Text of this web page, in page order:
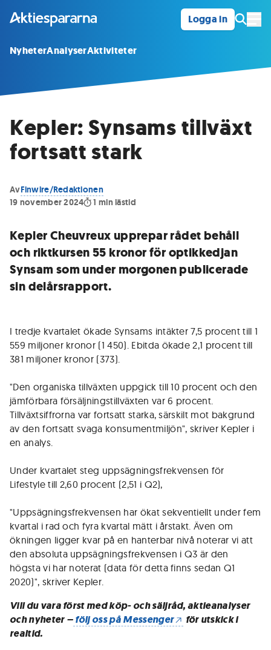
Logga in
NyheterAnalyserAktiviteter
Kepler: Synsams tillväxt
fortsatt stark
AvFinwire/Redaktionen
19 november 2024
1 min lästid
Kepler Cheuvreux upprepar rådet behåll
och riktkursen 55 kronor för optikkedjan
Synsam som under morgonen publicerade
sin delårsrapport.
I tredje kvartalet ökade Synsams intäkter 7,5 procent till 1
559 miljoner kronor (1 450). Ebitda ökade 2,1 procent till
381 miljoner kronor (373).
"Den organiska tillväxten uppgick till 10 procent och den
jämförbara försäljningstillväxten var 6 procent.
Tillväxtsiffrorna var fortsatt starka, särskilt mot bakgrund
av den fortsatt svaga konsumentmiljön", skriver Kepler i
en analys.
Under kvartalet steg uppsägningsfrekvensen för
Lifestyle till 2,60 procent (2,51 i Q2),
"Uppsägningsfrekvensen har ökat sekventiellt under fem
kvartal i rad och fyra kvartal mätt i årstakt. Även om
ökningen ligger kvar på en hanterbar nivå noterar vi att
den absoluta uppsägningsfrekvensen i Q3 är den
högsta vi har noterat (data för detta finns sedan Q1
2020)", skriver Kepler.
Vill du vara först med köp- och säljråd, aktieanalyser
och nyheter –följ oss på Messenger
för utskick i
realtid.